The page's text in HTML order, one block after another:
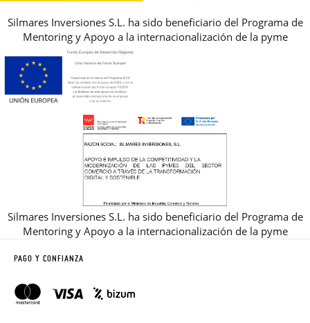
Silmares Inversiones S.L. ha sido beneficiario del Programa de
Mentoring y Apoyo a la internacionalización de la pyme
Silmares Inversiones S.L. ha sido beneficiario del Programa de
Mentoring y Apoyo a la internacionalización de la pyme
PAGO Y CONFIANZA